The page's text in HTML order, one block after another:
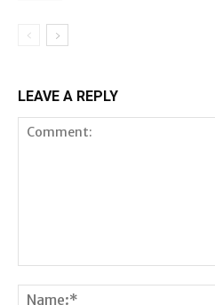
LEAVE A REPLY